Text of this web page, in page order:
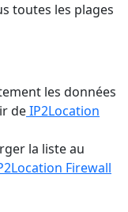
toutes les plages
les données
deIP2Location
la liste au
Firewall